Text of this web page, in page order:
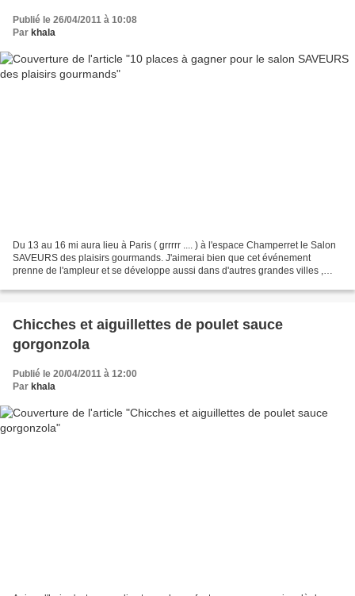
Publié le 26/04/2011 à 10:08
Par khala
Du 13 au 16 mi aura lieu à Paris ( grrrrr .... ) à l'espace Champerret le Salon
SAVEURS des plaisirs gourmands. J'aimerai bien que cet événement
prenne de l'ampleur et se développe aussi dans d'autres grandes villes ,
Chicches et aiguillettes de poulet sauce
gorgonzola
Publié le 20/04/2011 à 12:00
Par khala